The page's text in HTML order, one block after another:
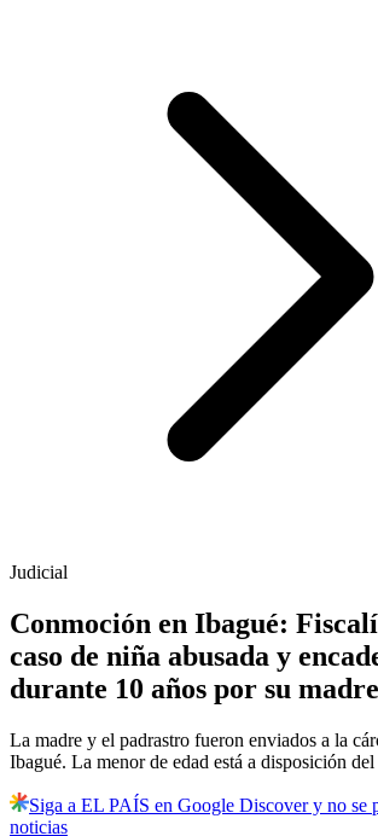
Judicial
Conmoción en Ibagué:
caso de niña abusada y
durante 10 años por su
La madre y el padrastro fueron enviados a la
Ibagué. La menor de edad está a disposición
Siga a EL PAÍS en Google Discover y no se
noticias